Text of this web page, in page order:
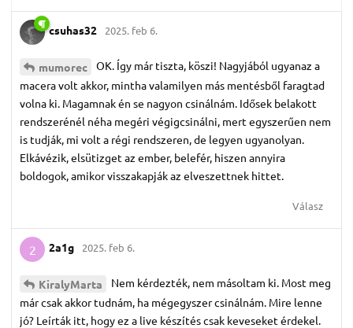
csuhas32 2025. feb 6.
mumorec
OK. Így már tiszta, köszi! Nagyjából ugyanaz a
macera volt akkor, mintha valamilyen más mentésből faragtad
volna ki. Magamnak én se nagyon csinálnám. Idősek belakott
rendszerénél néha megéri végigcsinálni, mert egyszerűen nem
is tudják, mi volt a régi rendszeren, de legyen ugyanolyan.
Elkávézik, elsütizget az ember, belefér, hiszen annyira
boldogok, amikor visszakapják az elveszettnek hittet.
Válasz
2 2a1g 2025. feb 6.
KiralyMarta
Nem kérdezték, nem másoltam ki. Most meg
már csak akkor tudnám, ha mégegyszer csinálnám. Mire lenne
jó? Leírták itt, hogy ez a live készítés csak keveseket érdekel.